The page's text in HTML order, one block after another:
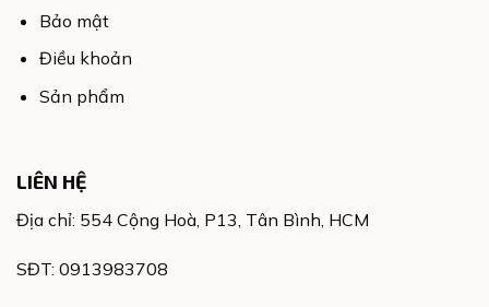
Bảo mật
Điều khoản
Sản phẩm
LIÊN HỆ
Địa chỉ: 554 Cộng Hoà, P13, Tân Bình, HCM
SĐT: 0913983708